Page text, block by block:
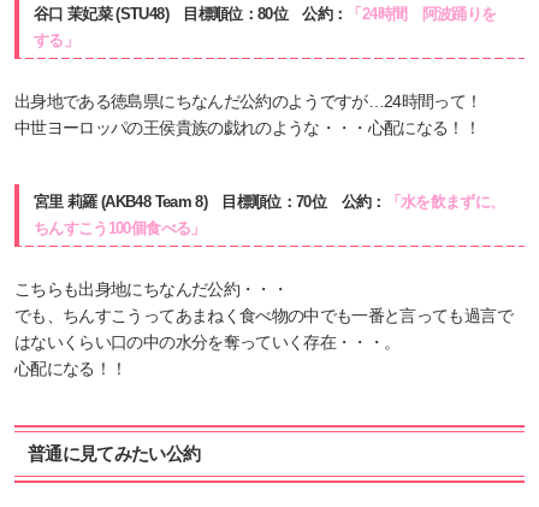
谷口 茉妃菜 (STU48) 目標順位：80位 公約：
「24時間 阿波踊りを
する」
出身地である徳島県にちなんだ公約のようですが…24時間って！
中世ヨーロッパの王侯貴族の戯れのような・・・心配になる！！
宮里 莉羅 (AKB48 Team 8) 目標順位：70位 公約：
「水を飲まずに、
ちんすこう100個食べる」
こちらも出身地にちなんだ公約・・・
でも、ちんすこうってあまねく食べ物の中でも一番と言っても過言で
はないくらい口の中の水分を奪っていく存在・・・。
心配になる！！
普通に見てみたい公約